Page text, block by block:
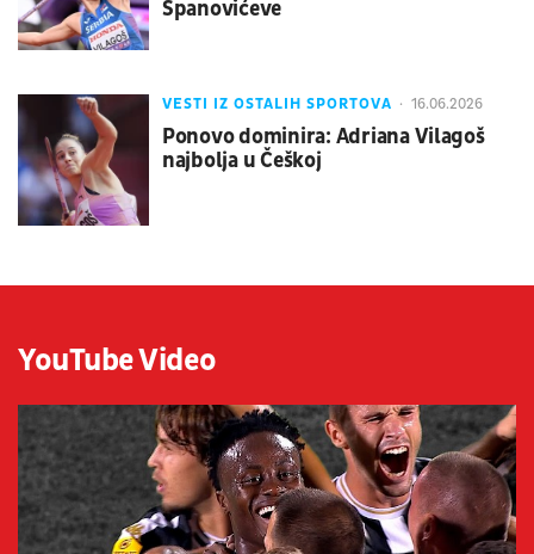
Španovićeve
VESTI IZ OSTALIH SPORTOVA 16.06.2026
Ponovo dominira: Adriana Vilagoš
najbolja u Češkoj
YouTube Video